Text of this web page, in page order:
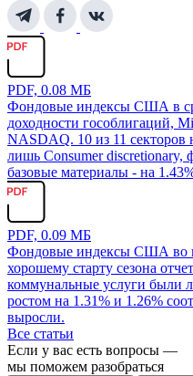
PDF, 0.08 МБ
Фондовые индексы США в
доходности гособлигаций,
NASDAQ. 10 из 11 секторов
лишь Consumer discretionary,
базовые материалы - на
PDF, 0.09 МБ
Фондовые индексы США во
хорошему старту сезона
коммунальные услуги были
ростом на 1.31% и 1.26%
выросли.
Все статьи
Если у вас есть вопросы —
мы поможем разобраться